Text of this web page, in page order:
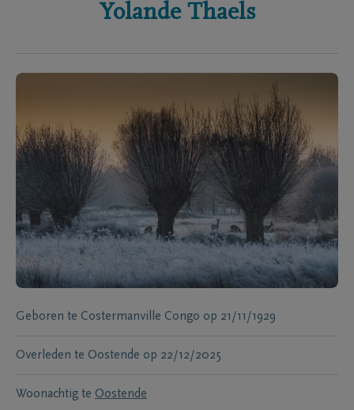
Yolande Thaels
Geboren te Costermanville Congo op 21/11/1929
Overleden te Oostende op 22/12/2025
Woonachtig te Oostende